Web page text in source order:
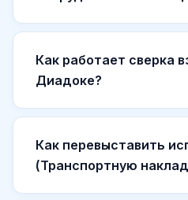
Как работает сверка
Диадоке?
Как перевыставить
(Транспортную